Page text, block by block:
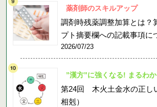
薬剤師のスキルアップ
調剤時残薬調整加算とは？
プト摘要欄への記載事項に
2026/07/23
”漢方”に強くなる! まるわ
第24回 木火土金水の正し
相剋）